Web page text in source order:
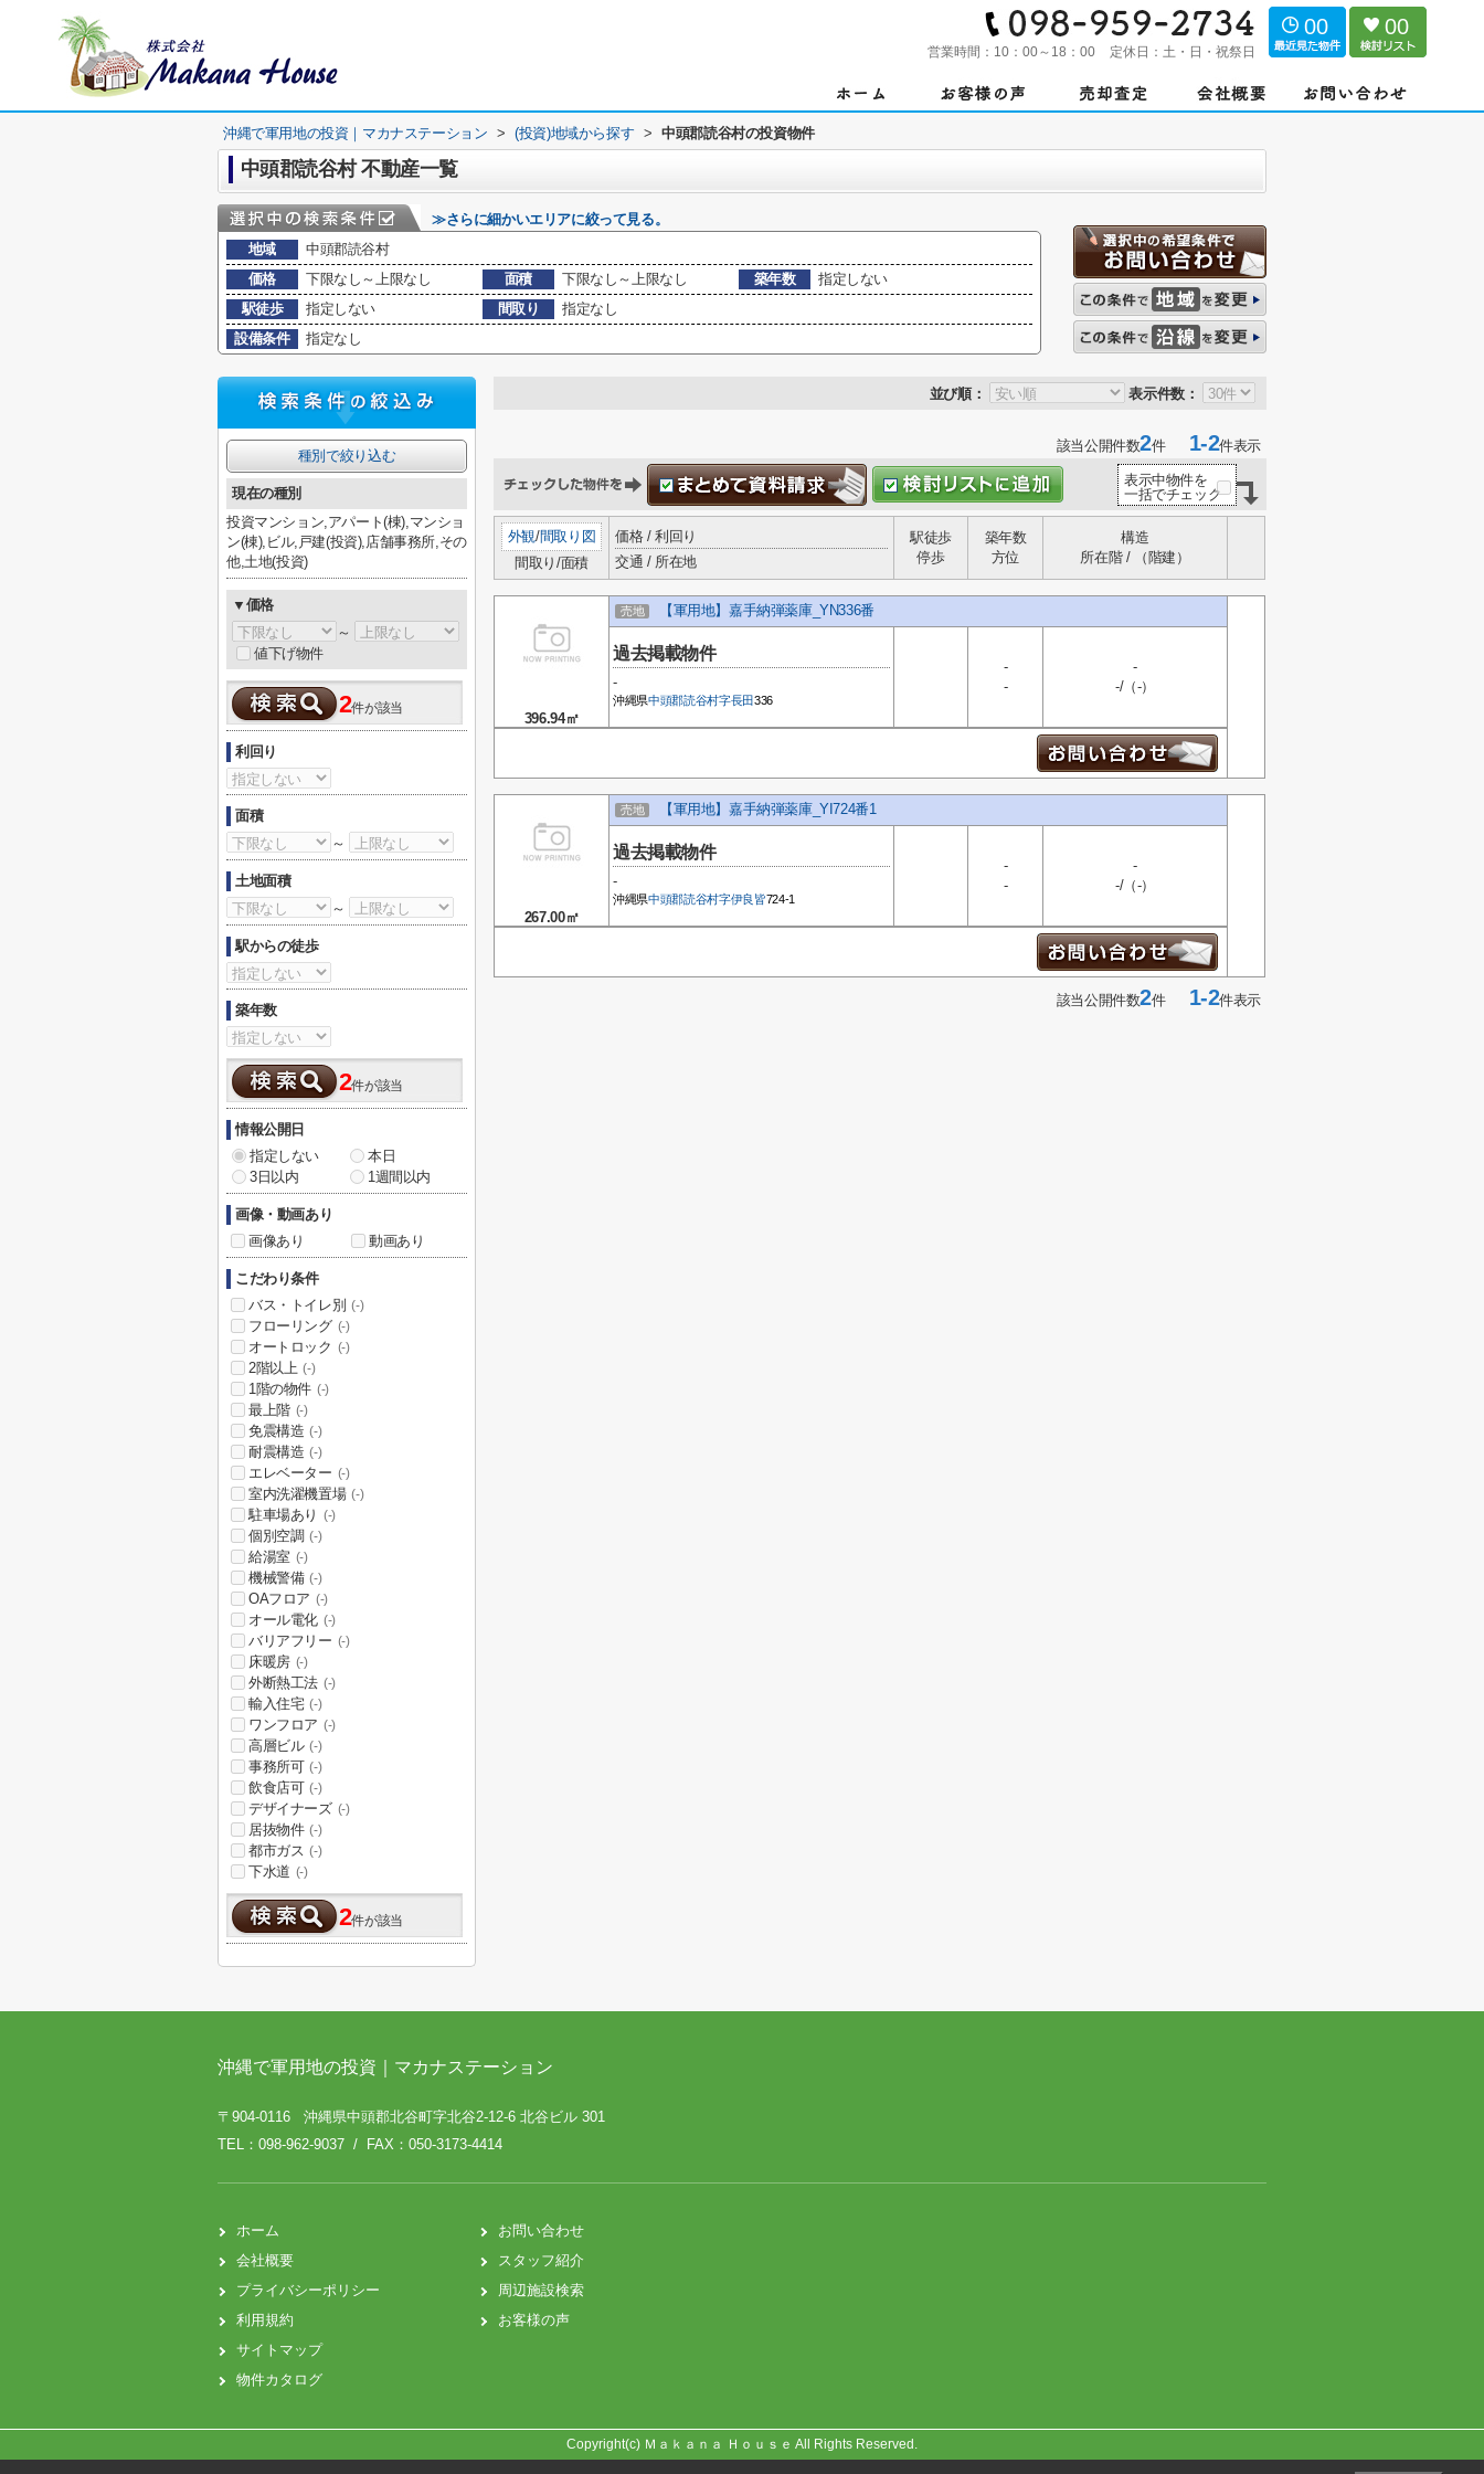
営業時間： 10：00～18：00 定休日： 土・日・祝祭日
00 00
沖縄で軍用地の投資｜マカナステーション > (投資)地域から探す > 中頭郡読谷村の投資物件
中頭郡読谷村 不動産一覧
≫さらに細かいエリアに絞って見る。
地域
中頭郡読谷村
価格
下限なし～上限なし 面積 下限なし～上限なし 築年数
指定しない
駅徒歩
指定しない 間取り
指定なし
設備条件
指定なし
並び順： 表示件数：
該当公開件数2件1-2件表示
表示中物件を
一括でチェック
外観/間取り図
間取り/面積
価格 / 利回り
交通 / 所在地
駅徒歩
停歩
築年数
方位
構造
所在階 / （階建）
396.94㎡
売地 【軍用地】嘉手納弾薬庫_YN336番
過去掲載物件
-
沖縄県中頭郡読谷村字長田336
-
-
-
-/（-）
267.00㎡
売地 【軍用地】嘉手納弾薬庫_YI724番1
過去掲載物件
-
沖縄県中頭郡読谷村字伊良皆724-1
-
-
-
-/（-）
該当公開件数2件1-2件表示
種別で絞り込む
現在の種別
投資マンション,アパート(棟),マンショ
ン(棟),ビル,戸建(投資),店舗事務所,その
他,土地(投資)
▼価格
～
値下げ物件
2件が該当
利回り
面積
～
土地面積
～
駅からの徒歩
築年数
2件が該当
情報公開日
指定しない
本日
3日以内
1週間以内
画像・動画あり
画像あり
動画あり
こだわり条件
バス・トイレ別
(-)
フローリング (-)
オートロック (-)
2階以上 (-)
1階の物件 (-)
最上階 (-)
免震構造 (-)
耐震構造 (-)
エレベーター (-)
室内洗濯機置場 (-)
駐車場あり (-)
個別空調 (-)
給湯室 (-)
機械警備 (-)
OAフロア (-)
オール電化 (-)
バリアフリー (-)
床暖房 (-)
外断熱工法 (-)
輸入住宅 (-)
ワンフロア (-)
高層ビル (-)
事務所可 (-)
飲食店可 (-)
デザイナーズ (-)
居抜物件 (-)
都市ガス (-)
下水道 (-)
2件が該当
沖縄で軍用地の投資｜マカナステーション
〒904-0116 沖縄県中頭郡北谷町字北谷2-12-6 北谷ビル 301
TEL：098-962-9037 / FAX：050-3173-4414
ホーム
会社概要
プライバシーポリシー
利用規約
サイトマップ
物件カタログ
お問い合わせ
スタッフ紹介
周辺施設検索
お客様の声
Copyright(c) Ｍａｋａｎａ Ｈｏｕｓｅ All Rights Reserved.